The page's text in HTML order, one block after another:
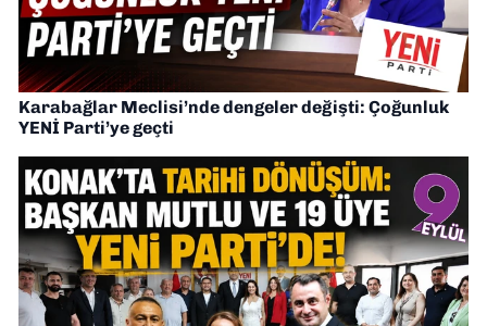
Karabağlar Meclisi’nde dengeler değişti: Çoğunluk
YENİ Parti’ye geçti